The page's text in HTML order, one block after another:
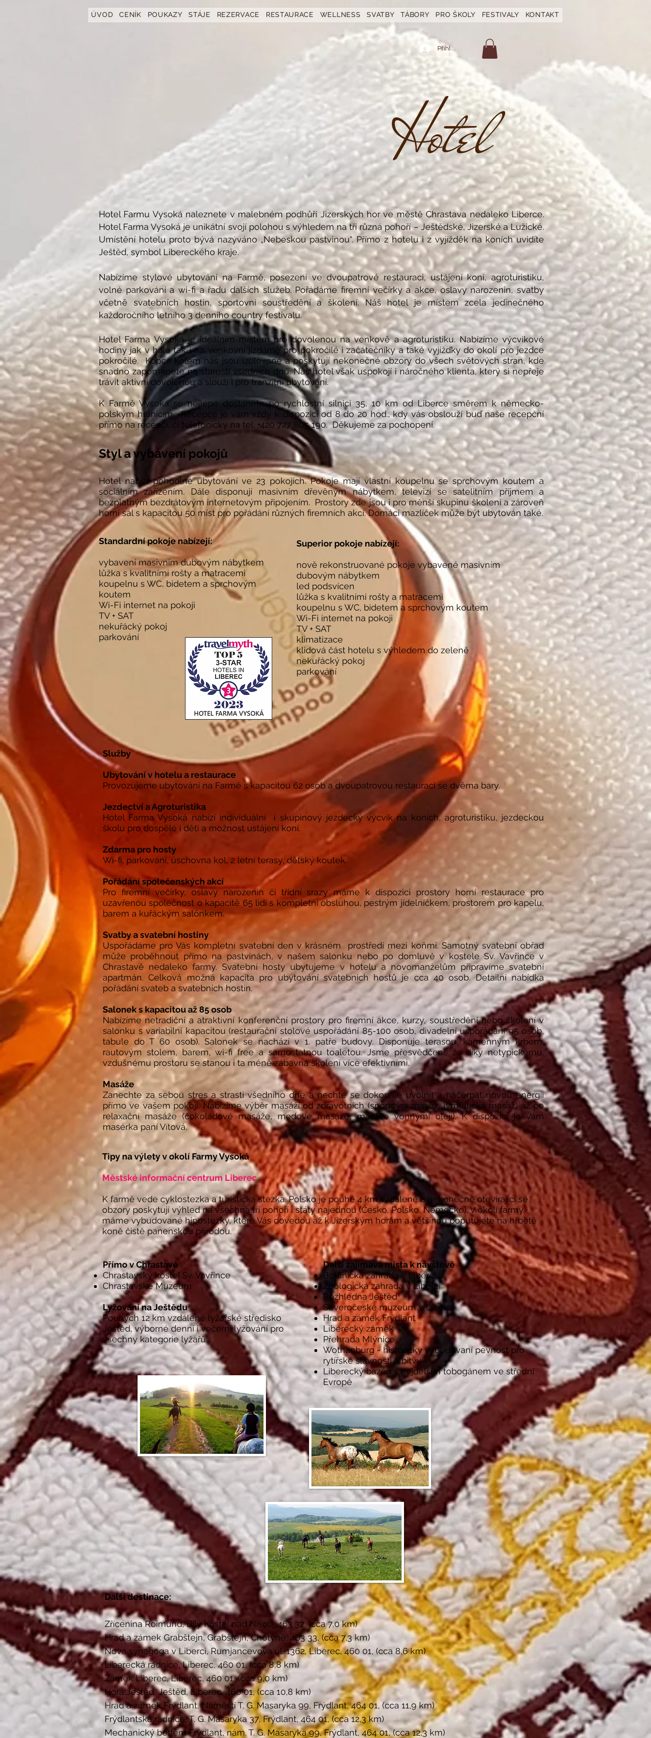
ÚVOD CENÍK POUKAZY STÁJE REZERVACE RESTAURACE WELLNESS SVATBY TÁBORY PRO ŠKOLY FESTIVALY KONTAKT
Přihlásit se
Hotel
Hotel Farmu Vysoká naleznete v malebném podhůří Jizerských hor ve městě Chrastava nedaleko Liberce.
Hotel Farma Vysoká je unikátní svojí polohou s výhledem na tři různá pohoří – Ještědské, Jizerské a Lužické.
Umístění hotelu proto bývá nazýváno „Nebeskou pastvinou“. Přímo z hotelu i z vyjížděk na koních uvidíte
Ještěd, symbol Libereckého kraje.
Nabízíme stylové ubytování na Farmě, posezení ve dvoupatrové restauraci, ustájení koní, agroturistiku,
volné parkování a wi-fi a řadu dalších služeb. Pořádáme firemní večírky a akce, oslavy narozenin, svatby
včetně svatebních hostin, sportovní soustředění a školení. Náš hotel je místem zcela jedinečného
každoročního letního 3 denního country festivalu.
Hotel Farma Vysoká je ideálním místem pro dovolenou na venkově a agroturistiku. Nabízíme výcvikové
hodiny jak v hale tak i na venkovní jízdárně pro pokročilé i začátečníky a také vyjížďky do okolí pro jezdce
pokročilé. Kopce kolem nás jsou izolované a poskytují nekonečné obzory do všech světových stran, kde
snadno zapomenete na starosti všedních dnů. Náš hotel však uspokojí i náročného klienta, který si nepřeje
trávit aktivní dovolenou a slouží i pro tranzitní ubytování.
K Farmě Vysoká se nejlépe dostanete po rychlostní silnici 35, 10 km od Liberce směrem k německo-
polským hranicím. Recepce je vám vždy k dispozici od 8 do 20 hod., kdy vás obslouží buď naše recepční
přímo na recepci, či telefonicky na tel. +420 727 805 190. Děkujeme za pochopení.
Styl a vybavení pokojů
Hotel nabízí pohodlné ubytování ve 23 pokojích. Pokoje mají vlastní koupelnu se sprchovým koutem a
sociálním zařízením. Dále disponují masivním dřevěným nábytkem, televizí se satelitním příjmem a
bezplatným bezdrátovým internetovým připojením. Prostory zde jsou i pro měnší skupinu školení a zároveň
horní sál s kapacitou 50 míst pro pořádání různých firemních akcí. Domácí mazlíček může být ubytován také.
Standardní pokoje nabízejí:
vybavení masivním dubovým nábytkem
lůžka s kvalitními rošty a matracemi
koupelnu s WC, bidetem a sprchovým
koutem
Wi-Fi internet na pokoji
TV + SAT
nekuřácký pokoj
parkování
Superior pokoje nabízejí:
nově rekonstruované pokoje vybavené masivním
dubovým nábytkem
led podsvícen
lůžka s kvalitními rošty a matracemi
koupelnu s WC, bidetem a sprchovým koutem
Wi-Fi internet na pokoji
TV + SAT
klimatizace
klidová část hotelu s výhledem do zeleně
nekuřácký pokoj
parkování
Služby
Ubytování v hotelu a restaurace
Provozujeme ubytování na Farmě s kapacitou 62 osob a dvoupatrovou restauraci se dvěma bary.
Jezdectví a Agroturistika
Hotel Farma Vysoká nabízí individuální i skupinový jezdecký výcvik na koních, agroturistiku, jezdeckou
školu pro dospělé i děti a možnost ustájení koní.
Zdarma pro hosty
Wi-fi, parkování, úschovna kol, 2 letní terasy, dětský koutek.
Pořádání společenských akcí
Pro firemní večírky, oslavy narozenin či třídní srazy máme k dispozici prostory horní restaurace pro
uzavřenou společnost o kapacitě 65 lidí s kompletní obsluhou, pestrým jídelníčkem, prostorem pro kapelu,
barem a kuřáckým salónkem.
Svatby a svatební hostiny
Uspořádáme pro Vás kompletní svatební den v krásném prostředí mezi koňmi. Samotný svatební obřad
může proběhnout přímo na pastvinách, v našem salonku nebo po domluvě v kostele Sv. Vavřince v
Chrastavě nedaleko farmy. Svatební hosty ubytujeme v hotelu a novomanželům připravíme svatební
apartmán. Celková možná kapacita pro ubytování svatebních hostů je cca 40 osob. Detailní nabídka
pořádání svateb a svatebních hostin.
Salonek s kapacitou až 85 osob
Nabízíme netradiční a atraktivní konferenční prostory pro firemní akce, kurzy, soustředění nebo školení v
salonku s variabilní kapacitou (restaurační stolové uspořádání 85-100 osob, divadelní uspořádání 95 osob,
tabule do T 60 osob). Salonek se nachází v 1. patře budovy. Disponuje terasou, kamenným krbem,
rautovým stolem, barem, wi-fi free a samostatnou toaletou. Jsme přesvědčeni, že díky netypickému,
vzdušnému prostoru se stanou i ta méně zábavná školení více efektivními.
Masáže
Zanechte za sebou stres a strasti všedního dne a nechte se dokonale uvolnit a načerpat novou energii
přímo ve vašem pokoji. Nabízíme výběr masáží od zdravotních (sportovní masáž, lymfatická masáž) až po
relaxační masáže (čokoládové masáže, medové masáže, masáže vonnými oleji). K dispozici je Vám
masérka paní Vítová.
Tipy na výlety v okolí Farmy Vysoká
Městské informační centrum Liberec
K farmě vede cyklostezka a turistická stezka. Polsko je pouhé 4 km vzdálené a nekonečně otevírající se
obzory poskytují výhled na všechna tři pohoří i státy najednou (Česko, Polsko, Německo). V okolí farmy
máme vybudované hipostezky, které Vás dovedou až k Jizerským horám a většinou poputujete na hřbetě
koně čistě panenskou přírodou.
Přímo v Chrastavě
Chrastavský kostel Sv. Vavřince
Chrastavské Muzeum
Lyžování na Ještědu
Pouhých 12 km vzdálené lyžařské středisko
Ještěd, výborné denní i večerní lyžování pro
všechny kategorie lyžařů.
​Další zajímavá místa k návštěvě
Botanická zahrada v Liberci
Zoologická zahrada v Liberci
Rozhledna Ještěd
Severočeské muzeum v Liberci
Hrad a zámek Frýdlant
Liberecký zámek
Přehrada Mlýnice
Wothanburg- historicky vybudovaní pevnost pro
rytířské slavnosti a bitvy
Liberecký bazén s nejdelším tobogánem ve střední
Evropě
Další destinace:
Zřícenina Roimund, Bílý Kostel nad Nisou, 463 32, (cca 7,0 km)
Hrad a zámek Grabštejn, Grabštejn, Chotyně, 463 33, (cca 7,3 km)
Nová synagoga v Liberci, Rumjancevova ul. 1362, Liberec, 460 01, (cca 8,6 km)
Liberecká radnice, Liberec, 460 01, (cca 8,8 km)
Zámek Liberec, Liberec, 460 01, (cca 9,0 km)
Hora Ještěd, Ještěd, Liberec, 460 01, (cca 10,8 km)
Hrad a zámek Frýdlant, Náměstí T. G. Masaryka 99, Frýdlant, 464 01, (cca 11,9 km)
Frýdlantská radnice, T. G. Masaryka 37, Frýdlant, 464 01, (cca 12,3 km)
Mechanický betlém Frýdlant, nám. T. G. Masaryka 99, Frýdlant, 464 01, (cca 12,3 km)